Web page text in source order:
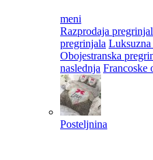
meni
Razprodaja
pregrinjala Luksuzna
Obojestranska
naslednja Francoske
Posteljnina